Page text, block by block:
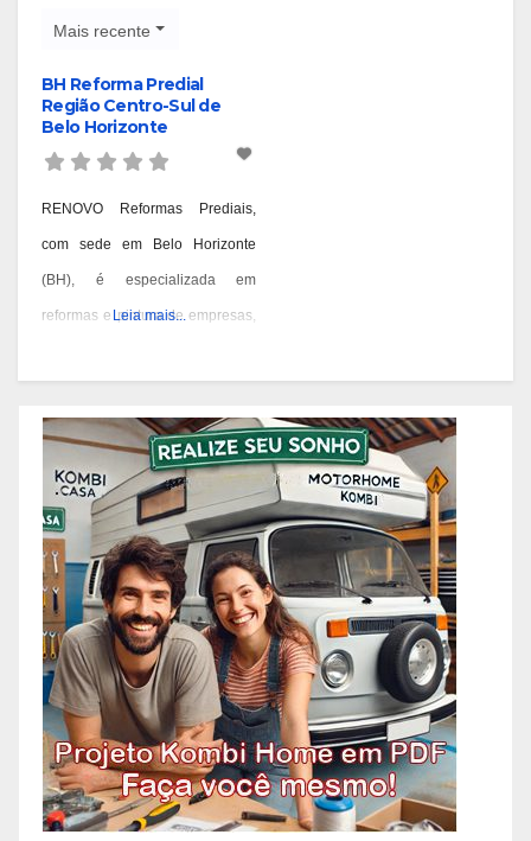
Mais recente
BH Reforma Predial
Região Centro-Sul de
Belo Horizonte
RENOVO Reformas Prediais,
com sede em Belo Horizonte
(BH), é especializada em
reformas e pintura de empresas,
experiência desde 1978 e são
conhecidos por seus serviços de
qualidade em BH. Você pode
contatá-los pelos telefones 31
3473-2000, 3357-1961 ou
98687-2000 se você está
pensando em reformar ou pintar
a fachada da sua empresa,
condomínio ou
Leia mais...